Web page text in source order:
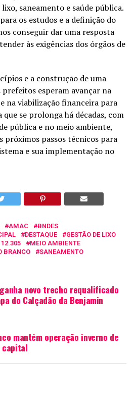
saneamento e saúde pública.
os estudos e a definição do
conseguir dar uma resposta
às exigências dos órgãos de
e a construção de uma
esperam avançar na
na viabilização financeira para
se prolonga há décadas, com
pública e no meio ambiente,
próximos passos técnicos para
e sua implementação no
AMAC
BNDES
DESTAQUE
GESTÃO DE LIXO
12.305
MEIO AMBIENTE
BRANCO
SANEAMENTO
novo trecho requalificado
do Calçadão da Benjamin
mantém operação inverno de
capital